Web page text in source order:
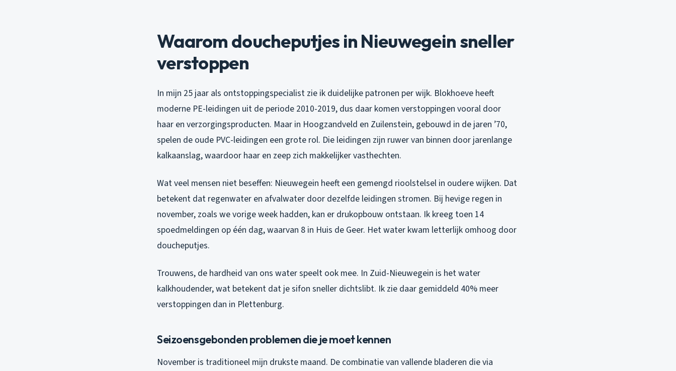
Waarom doucheputjes in Nieuwegein sneller
verstoppen
In mijn 25 jaar als ontstoppingspecialist zie ik duidelijke patronen per wijk. Blokhoeve heeft
moderne PE-leidingen uit de periode 2010-2019, dus daar komen verstoppingen vooral door
haar en verzorgingsproducten. Maar in Hoogzandveld en Zuilenstein, gebouwd in de jaren ’70,
spelen de oude PVC-leidingen een grote rol. Die leidingen zijn ruwer van binnen door jarenlange
kalkaanslag, waardoor haar en zeep zich makkelijker vasthechten.
Wat veel mensen niet beseffen: Nieuwegein heeft een gemengd rioolstelsel in oudere wijken. Dat
betekent dat regenwater en afvalwater door dezelfde leidingen stromen. Bij hevige regen in
november, zoals we vorige week hadden, kan er drukopbouw ontstaan. Ik kreeg toen 14
spoedmeldingen op één dag, waarvan 8 in Huis de Geer. Het water kwam letterlijk omhoog door
doucheputjes.
Trouwens, de hardheid van ons water speelt ook mee. In Zuid-Nieuwegein is het water
kalkhoudender, wat betekent dat je sifon sneller dichtslibt. Ik zie daar gemiddeld 40% meer
verstoppingen dan in Plettenburg.
Seizoensgebonden problemen die je moet kennen
November is traditioneel mijn drukste maand. De combinatie van vallende bladeren die via